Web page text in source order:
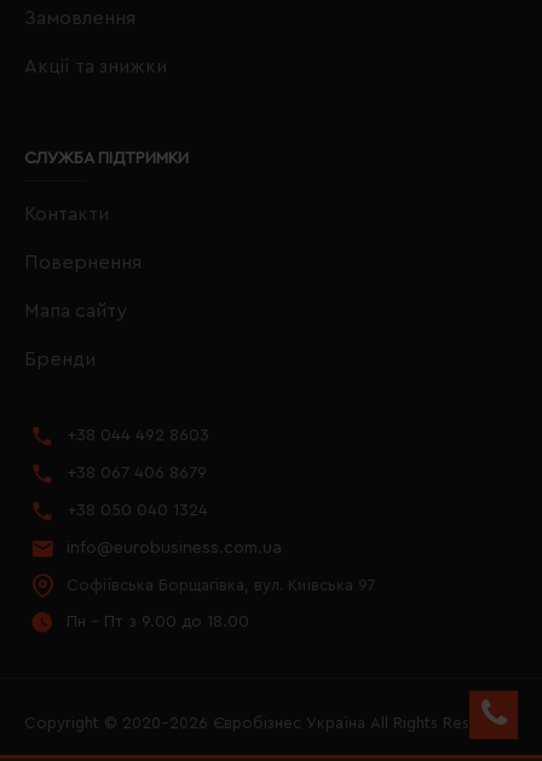
Замовлення
Акції та знижки
СЛУЖБА ПІДТРИМКИ
Контакти
Повернення
Мапа сайту
Бренди
+38 044 492 8603
+38 067 406 8679
+38 050 040 1324
info@eurobusiness.com.ua
Софіївська Борщагівка, вул. Київська 97
Пн - Пт з 9.00 до 18.00
Copyright © 2020–2026 Євробізнес Україна All Rights Reserved